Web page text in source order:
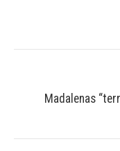
Madalenas